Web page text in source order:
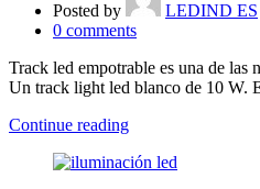
Posted by
LEDIND ES
0 comments
Track led empotrable es una de las
Un track light led blanco de 10 W.
Continue reading